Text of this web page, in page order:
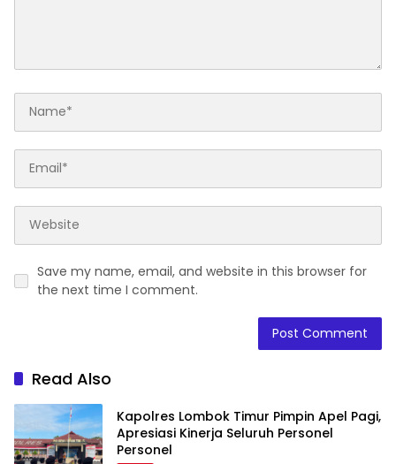
Save my name, email, and website in this browser for
the next time I comment.
Read Also
Kapolres Lombok Timur Pimpin Apel Pagi,
Apresiasi Kinerja Seluruh Personel
Personel